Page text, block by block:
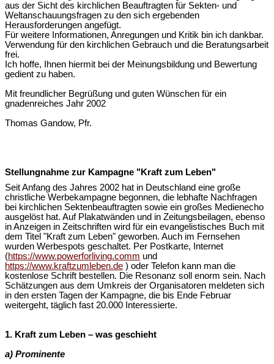
aus der Sicht des kirchlichen Beauftragten für Sekten- und
Weltanschauungsfragen zu den sich ergebenden
Herausforderungen angefügt.
Für weitere Informationen, Anregungen und Kritik bin ich dankbar.
Verwendung für den kirchlichen Gebrauch und die Beratungsarbeit
frei.
Ich hoffe, Ihnen hiermit bei der Meinungsbildung und Bewertung
gedient zu haben.
Mit freundlicher Begrüßung und guten Wünschen für ein
gnadenreiches Jahr 2002
Thomas Gandow, Pfr.
Stellungnahme zur Kampagne "Kraft zum Leben"
Seit Anfang des Jahres 2002 hat in Deutschland eine große
christliche Werbekampagne begonnen, die lebhafte Nachfragen
bei kirchlichen Sektenbeauftragten sowie ein großes Medienecho
ausgelöst hat. Auf Plakatwänden und in Zeitungsbeilagen, ebenso
in Anzeigen in Zeitschriften wird für ein evangelistisches Buch mit
dem Titel "Kraft zum Leben" geworben. Auch im Fernsehen
wurden Werbespots geschaltet. Per Postkarte, Internet
(https://www.powerforliving.comm und
https://www.kraftzumleben.de ) oder Telefon kann man die
kostenlose Schrift bestellen. Die Resonanz soll enorm sein. Nach
Schätzungen aus dem Umkreis der Organisatoren meldeten sich
in den ersten Tagen der Kampagne, die bis Ende Februar
weitergeht, täglich fast 20.000 Interessierte.
1. Kraft zum Leben – was geschieht
a) Prominente